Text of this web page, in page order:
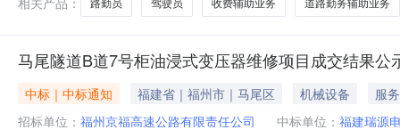
路勤员 驾驶员 收费辅助业务 道路勤务辅助业务
马尾隧道B道7号柜油浸式变压器维修项目成交结果公
中标｜中标通知 福建省｜福州市｜马尾区 机械设备
服务
招标单位： 福州京福高速公路有限责任公司 中标单位： 福建瑞源